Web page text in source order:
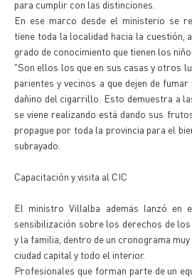
para cumplir con las distinciones.
En ese marco desde el ministerio se
tiene toda la localidad hacia la cuestión,
grado de conocimiento que tienen los
"Son ellos los que en sus casas y otros
parientes y vecinos a que dejen de
dañino del cigarrillo. Esto demuestra a
se viene realizando está dando sus
propague por toda la provincia para el
subrayado.
Capacitación y visita al CIC
El ministro Villalba además lanzó en
sensibilización sobre los derechos de
y la familia, dentro de un cronograma
ciudad capital y todo el interior.
Profesionales que forman parte de un